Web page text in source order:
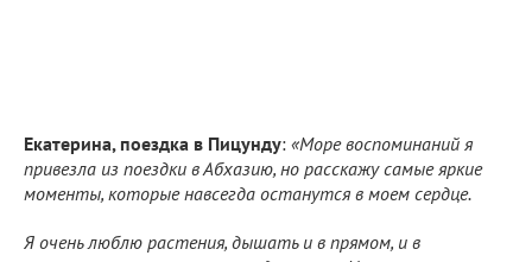
Екатерина, поездка в Пицунду: «Море воспоминаний я
привезла из поездки в Абхазию, но расскажу самые яркие
моменты, которые навсегда останутся в моем сердце.
Я очень люблю растения, дышать и в прямом, и в